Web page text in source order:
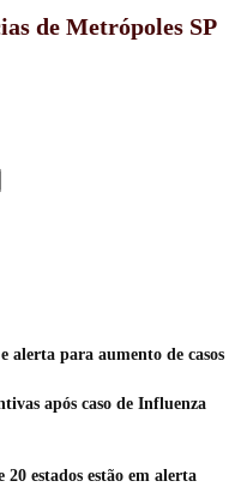
de Metrópoles SP
alerta para aumento de casos
após caso de Influenza
estados estão em alerta